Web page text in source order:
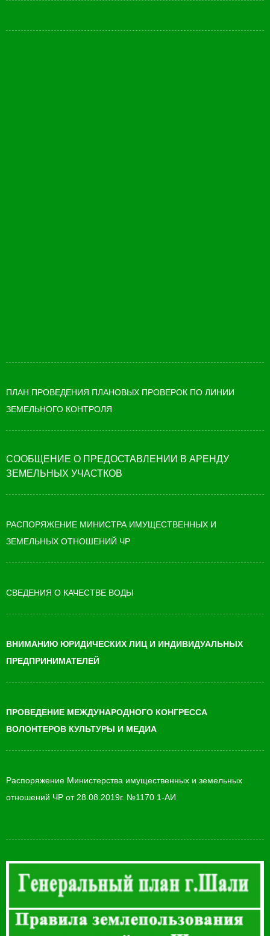
ПЛАН ПРОВЕДЕНИЯ ПЛАНОВЫХ ПРОВЕРОК ПО ЛИНИИ
ЗЕМЕЛЬНОГО КОНТРОЛЯ
СООБЩЕНИЕ О ПРЕДОСТАВЛЕНИИ В АРЕНДУ
ЗЕМЕЛЬНЫХ УЧАСТКОВ
РАСПОРЯЖЕНИЕ МИНИСТРА ИМУЩЕСТВЕННЫХ И
ЗЕМЕЛЬНЫХ ОТНОШЕНИЙ ЧР
СВЕДЕНИЯ О КАЧЕСТВЕ ВОДЫ
ВНИМАНИЮ ЮРИДИЧЕСКИХ ЛИЦ И ИНДИВИДУАЛЬНЫХ
ПРЕДПРИНИМАТЕЛЕЙ
ПРОВЕДЕНИЕ МЕЖДУНАРОДНОГО КОНГРЕССА
ВОЛОНТЕРОВ КУЛЬТУРЫ И МЕДИА
Распоряжение Министерства имущественных и земельных
отношений ЧР от 28.08.2019г. №1170 1-АИ